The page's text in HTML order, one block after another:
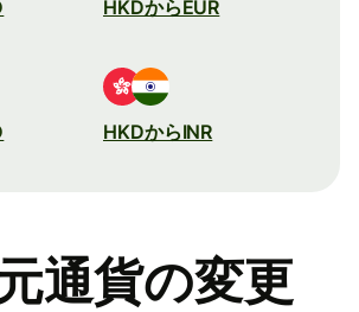
HKDからEUR
HKDからINR
通貨の変更